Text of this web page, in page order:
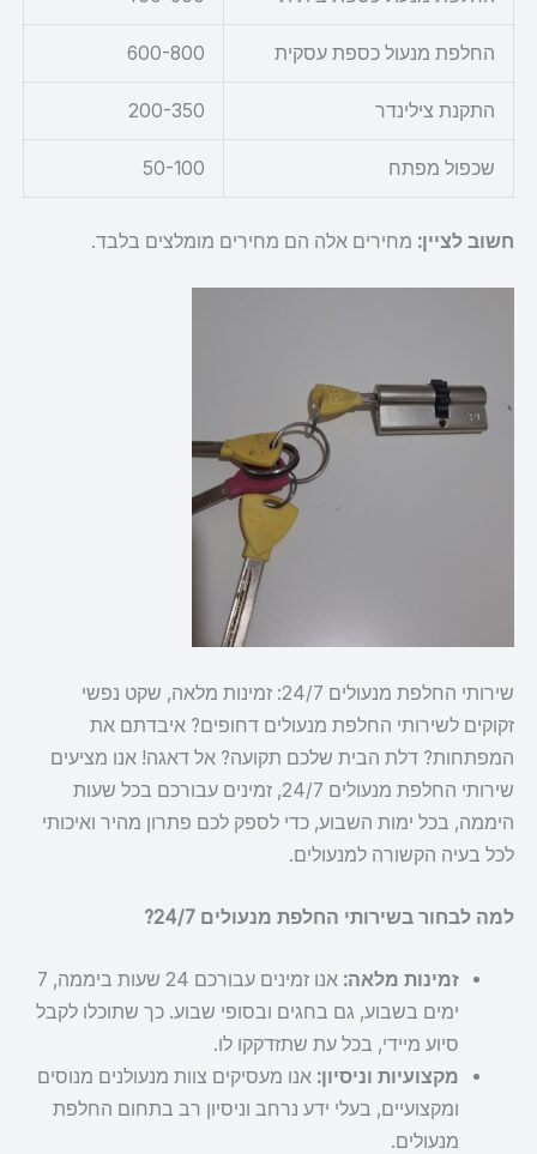
החלפת מנעול כספת עסקית 600-800
התקנת צילינדר 200-350
שכפול מפתח 50-100
חשוב לציין: מחירים אלה הם מחירים מומלצים בלבד.
שירותי החלפת מנעולים 24/7: זמינות מלאה, שקט נפשי
זקוקים לשירותי החלפת מנעולים דחופים? איבדתם את
המפתחות? דלת הבית שלכם תקועה? אל דאגה! אנו מציעים
שירותי החלפת מנעולים 24/7, זמינים עבורכם בכל שעות
היממה, בכל ימות השבוע, כדי לספק לכם פתרון מהיר ואיכותי
לכל בעיה הקשורה למנעולים.
למה לבחור בשירותי החלפת מנעולים 24/7?
זמינות מלאה:
אנו זמינים עבורכם 24 שעות ביממה, 7
ימים בשבוע, גם בחגים ובסופי שבוע. כך שתוכלו לקבל
סיוע מיידי, בכל עת שתזדקקו לו.
מקצועיות וניסיון: אנו מעסיקים צוות מנעולנים מנוסים
ומקצועיים, בעלי ידע נרחב וניסיון רב בתחום החלפת
מנעולים.